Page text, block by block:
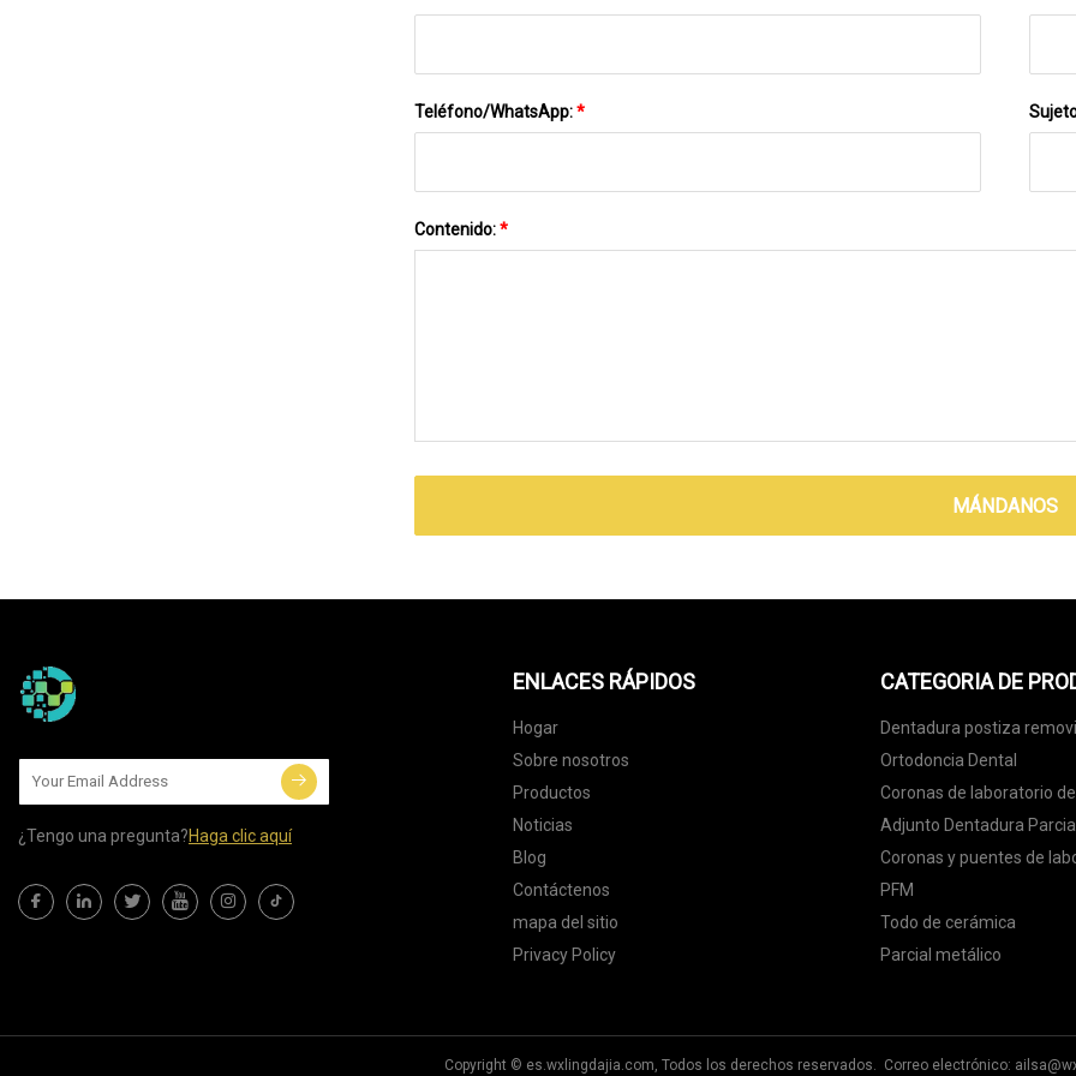
Teléfono/WhatsApp:*
Contenido:*
MÁNDANOS
¿Tengo una pregunta?Haga clic aquí
ENLACES RÁPIDOS
Hogar
Sobre nosotros
Productos
Noticias
Blog
Contáctenos
mapa del sitio
Privacy Policy
CATEGORIA DE
Dentadura postiza
Ortodoncia Dental
Coronas de laboratorio
Adjunto Dentadura
Coronas y puentes de
PFM
Todo de cerámica
Parcial metálico
Copyright © es.wxlingdajia.com, Todos los derechos reservados. Correo electrónico: